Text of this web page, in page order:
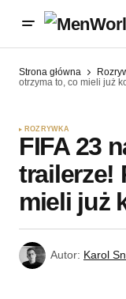
Strona główna
otrzyma to, co mieli już
ROZRYWKA
FIFA 23
trailerze!
mieli już
Autor: Karol